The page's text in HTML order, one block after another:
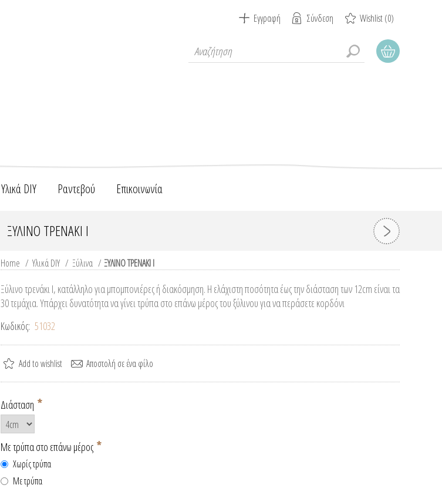
Εγγραφή Σύνδεση Wishlist(0)
Υλικά DIY Ραντεβού Επικοινωνία
ΞΥΛΙΝΟ ΤΡΕΝΑΚΙ Ι
Home / Υλικά DIY / Ξύλινα / ΞΥΛΙΝΟ ΤΡΕΝΑΚΙ Ι
Ξύλινο τρενάκι Ι, κατάλληλο για μπομπονιέρες ή διακόσμηση. Η ελάχιστη ποσότητα έως την διάσταση των 12cm είναι τα
30 τεμάχια. Υπάρχει δυνατότητα να γίνει τρύπα στο επάνω μέρος του ξύλινου για να περάσετε κορδόνι
Κωδικός: 51032
Διάσταση *
Με τρύπα στο επάνω μέρος *
Χωρίς τρύπα
Με τρύπα